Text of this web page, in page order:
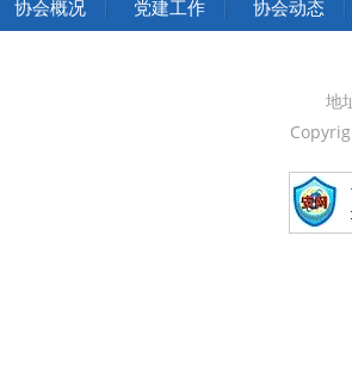
协会概况 党建工作 协会动态
地